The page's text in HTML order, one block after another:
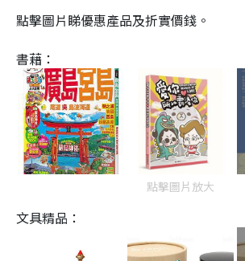
點擊圖片睇優惠產品及折實價錢。
書藉：
點擊圖片放大
文具精品：